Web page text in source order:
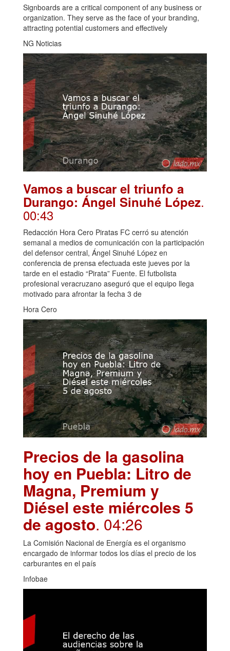
Signboards are a critical component of any business or
organization. They serve as the face of your branding,
attracting potential customers and effectively
NG Noticias
Vamos a buscar el triunfo a
Durango: Ángel Sinuhé López.
00:43
Redacción Hora Cero Piratas FC cerró su atención
semanal a medios de comunicación con la participación
del defensor central, Ángel Sinuhé López en
conferencia de prensa efectuada este jueves por la
tarde en el estadio “Pirata” Fuente. El futbolista
profesional veracruzano aseguró que el equipo llega
motivado para afrontar la fecha 3 de
Hora Cero
Precios de la gasolina
hoy en Puebla: Litro de
Magna, Premium y
Diésel este miércoles 5
de agosto. 04:26
La Comisión Nacional de Energía es el organismo
encargado de informar todos los días el precio de los
carburantes en el país
Infobae